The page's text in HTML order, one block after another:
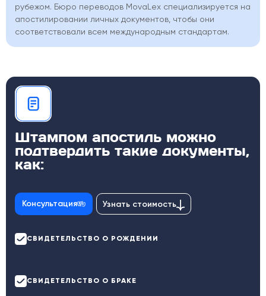
рубежом. Бюро переводов MovaLex специализируется на
апостилировании личных документов, чтобы они
соответствовали всем международным стандартам.
Штампом апостиль можно
подтвердить такие документы,
как:
Консультация Узнать стоимость
СВИДЕТЕЛЬСТВО О РОЖДЕНИИ
СВИДЕТЕЛЬСТВО О БРАКЕ